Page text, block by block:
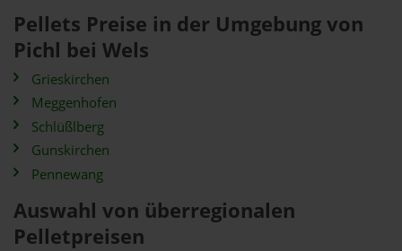
Pellets Preise in der Umgebung von
Pichl bei Wels
Grieskirchen
Meggenhofen
Schlüßlberg
Gunskirchen
Pennewang
Auswahl von überregionalen
Pelletpreisen